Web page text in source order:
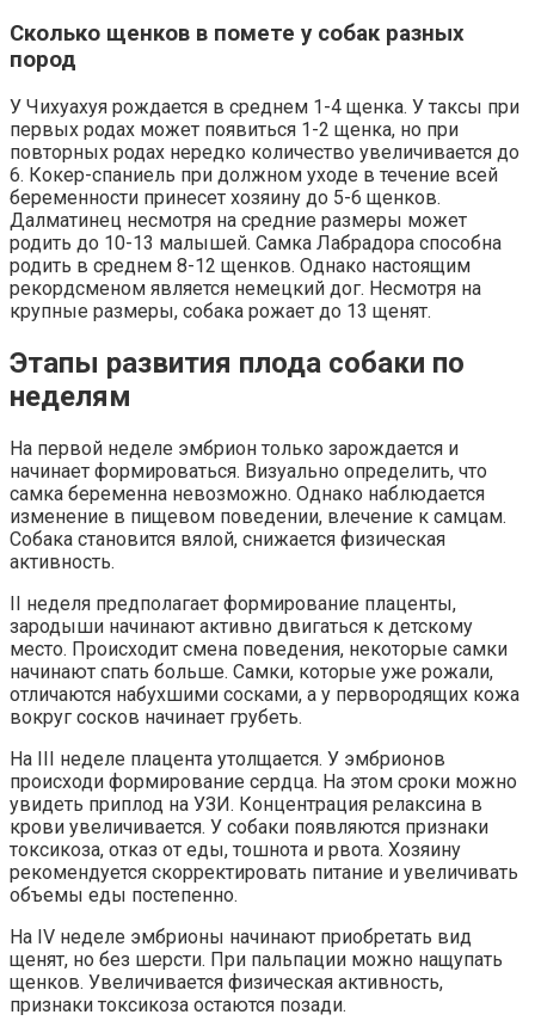
Сколько щенков в помете у собак разных
пород
У Чихуахуя рождается в среднем 1-4 щенка. У таксы при
первых родах может появиться 1-2 щенка, но при
повторных родах нередко количество увеличивается до
6. Кокер-спаниель при должном уходе в течение всей
беременности принесет хозяину до 5-6 щенков.
Далматинец несмотря на средние размеры может
родить до 10-13 малышей. Самка Лабрадора способна
родить в среднем 8-12 щенков. Однако настоящим
рекордсменом является немецкий дог. Несмотря на
крупные размеры, собака рожает до 13 щенят.
Этапы развития плода собаки по
неделям
На первой неделе эмбрион только зарождается и
начинает формироваться. Визуально определить, что
самка беременна невозможно. Однако наблюдается
изменение в пищевом поведении, влечение к самцам.
Собака становится вялой, снижается физическая
активность.
II неделя предполагает формирование плаценты,
зародыши начинают активно двигаться к детскому
место. Происходит смена поведения, некоторые самки
начинают спать больше. Самки, которые уже рожали,
отличаются набухшими сосками, а у первородящих кожа
вокруг сосков начинает грубеть.
На III неделе плацента утолщается. У эмбрионов
происходи формирование сердца. На этом сроки можно
увидеть приплод на УЗИ. Концентрация релаксина в
крови увеличивается. У собаки появляются признаки
токсикоза, отказ от еды, тошнота и рвота. Хозяину
рекомендуется скорректировать питание и увеличивать
объемы еды постепенно.
На IV неделе эмбрионы начинают приобретать вид
щенят, но без шерсти. При пальпации можно нащупать
щенков. Увеличивается физическая активность,
признаки токсикоза остаются позади.